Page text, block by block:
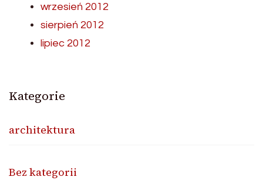
wrzesień 2012
sierpień 2012
lipiec 2012
Kategorie
architektura
Bez kategorii